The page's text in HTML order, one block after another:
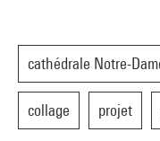
cathédrale Notre-
collage projet